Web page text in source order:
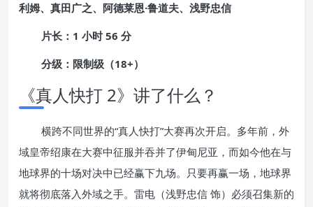
利姆、真田广之、阿德莱恩·鲁道夫、浅野忠信
片长：1 小时 56 分
分级：限制级（18+）
《真人快打 2》讲了什么？
横跨不同世界的“真人快打”大赛再次开启。多年前，外
域皇帝绍康在大赛中征服并吞并了伊甸尼亚，而如今他在与
地球界的十场对决中已经赢下九场。只要再赢一场，地球界
就将彻底落入外域之手。雷电（浅野忠信 饰）必须召集新的